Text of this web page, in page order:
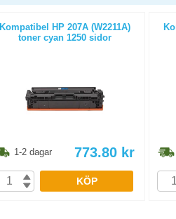
Kompatibel HP 207A (W2211A)
toner cyan 1250 sidor
1-2 dagar 773.80 kr
KÖP